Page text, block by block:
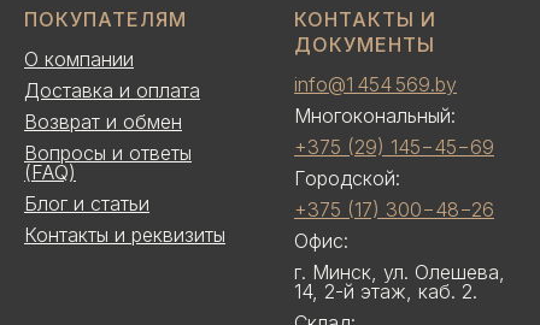
ПОКУПАТЕЛЯМ
О компании
Доставка и оплата
Возврат и обмен
Вопросы и ответы
(FAQ)
Блог и статьи
Контакты и реквизиты
КОНТАКТЫ И
ДОКУМЕНТЫ
info@1 454 569.by
Многокональный:
+375 (29) 145−45−69
Городской:
+375 (17) 300−48−26
Офис:
г. Минск, ул. Олешева,
14, 2-й этаж, каб. 2.